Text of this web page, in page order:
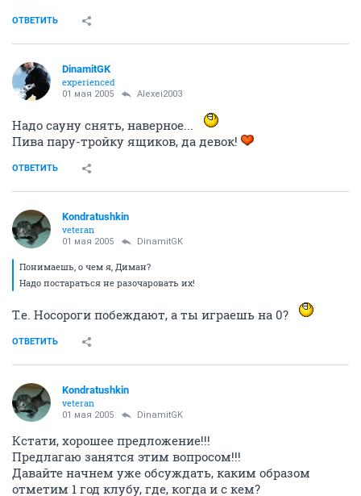
ОТВЕТИТЬ
DinamitGK
experienced
01 мая 2005 Alexei2003
Надо сауну снять, наверное...
Пива пару-тройку ящиков, да девок!
ОТВЕТИТЬ
Kondratushkin
veteran
01 мая 2005 DinamitGK
Понимаешь, о чем я, Диман?
Надо постараться не разочаровать их!
Т.е. Носороги побеждают, а ты играешь на 0?
ОТВЕТИТЬ
Kondratushkin
veteran
01 мая 2005 DinamitGK
Кстати, хорошее предложение!!!
Предлагаю занятся этим вопросом!!!
Давайте начнем уже обсуждать, каким образом
отметим 1 год клубу, где, когда и с кем?